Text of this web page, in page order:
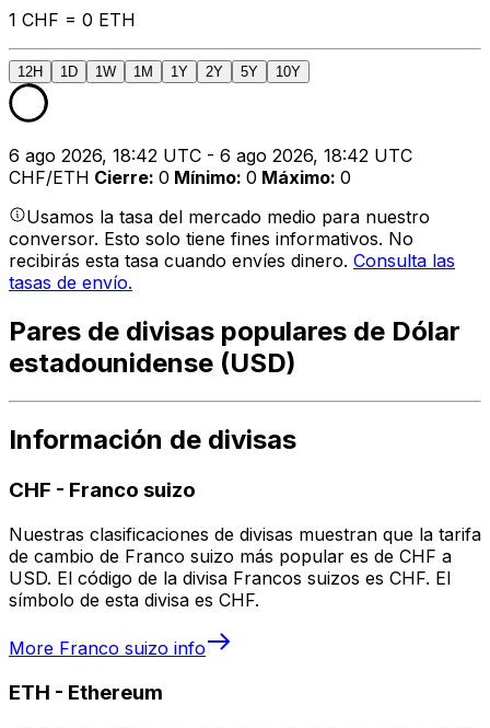
1 CHF = 0 ETH
12H 1D 1W 1M 1Y 2Y 5Y 10Y
6 ago 2026, 18:42 UTC - 6 ago 2026, 18:42 UTC
CHF/ETH Cierre: 0 Mínimo: 0 Máximo: 0
Usamos la tasa del mercado medio para nuestro
conversor. Esto solo tiene fines informativos. No
recibirás esta tasa cuando envíes dinero. Consulta las
tasas de envío.
Pares de divisas populares de Dólar
estadounidense (USD)
Información de divisas
CHF - Franco suizo
Nuestras clasificaciones de divisas muestran que la tarifa
de cambio de Franco suizo más popular es de CHF a
USD. El código de la divisa Francos suizos es CHF. El
símbolo de esta divisa es CHF.
More Franco suizo info
ETH - Ethereum